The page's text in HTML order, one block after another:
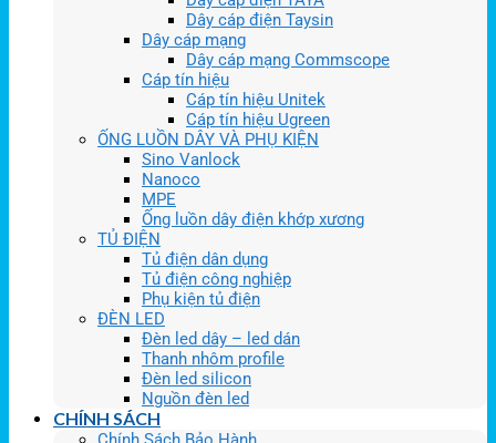
Dây cáp điện Taysin
Dây cáp mạng
Dây cáp mạng Commscope
Cáp tín hiệu
Cáp tín hiệu Unitek
Cáp tín hiệu Ugreen
ỐNG LUỒN DÂY VÀ PHỤ KIỆN
Sino Vanlock
Nanoco
MPE
Ống luồn dây điện khớp xương
TỦ ĐIỆN
Tủ điện dân dụng
Tủ điện công nghiệp
Phụ kiện tủ điện
ĐÈN LED
Đèn led dây – led dán
Thanh nhôm profile
Đèn led silicon
Nguồn đèn led
CHÍNH SÁCH